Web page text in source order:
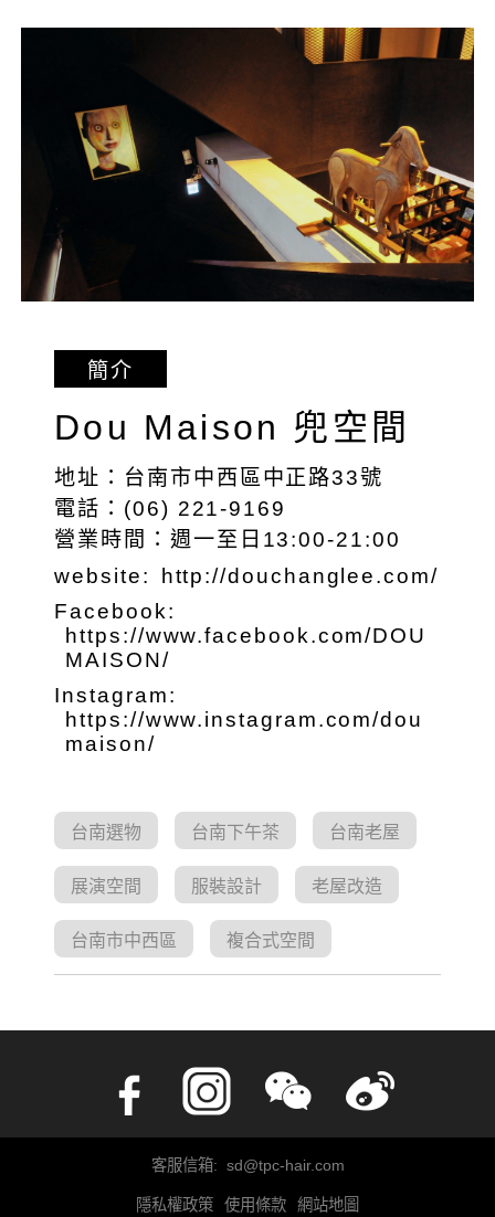
簡介
Dou Maison 兜空間
地址：台南市中西區中正路33號
電話：(06) 221-9169
營業時間：週一至日13:00-21:00
website:
http://douchanglee.com/
Facebook:
https://www.facebook.com/DOU
MAISON/
Instagram:
https://www.instagram.com/dou
maison/
台南選物 台南下午茶 台南老屋
展演空間 服裝設計 老屋改造
台南市中西區 複合式空間
客服信箱: sd@tpc-hair.com
隱私權政策 使用條款 網站地圖